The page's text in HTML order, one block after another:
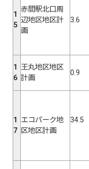
1
5
赤間駅北口周
辺地区地区計
画
3.6
1
6
王丸地区地区
計画
0.9
1
7
エコパーク地
区地区計画
34.5